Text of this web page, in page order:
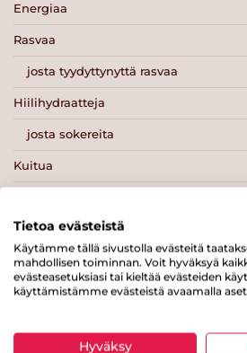
Energiaa
Rasvaa
josta tyydyttynyttä rasvaa
Hiilihydraatteja
josta sokereita
Kuitua
Suolaa
Tulosta sivu Jaa
Tietoa evästeistä
Käytämme tällä sivustolla evästeitä
mahdollisen toiminnan. Voit hyväksyä
evästeasetuksiasi tai kieltää evästeiden
käyttämistämme evästeistä avaamalla
Hyväksy